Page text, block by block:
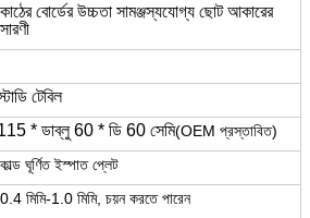
বোর্ডের উচ্চতা সামঞ্জস্যযোগ্য ছোট আকারের
টেবিল
* ডাব্লু 60 * ডি 60 সেমি(OEM প্রস্তাবিত)
ঘূর্ণিত ইস্পাত প্লেট
মিমি-1.0 মিমি, চয়ন করতে পারেন